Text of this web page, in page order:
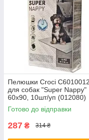
Пелюшки Croci C6010012
для собак "Super Nappy"
60х90, 10шт/уп (012080)
Готово до відправки
287 ₴ 314 ₴